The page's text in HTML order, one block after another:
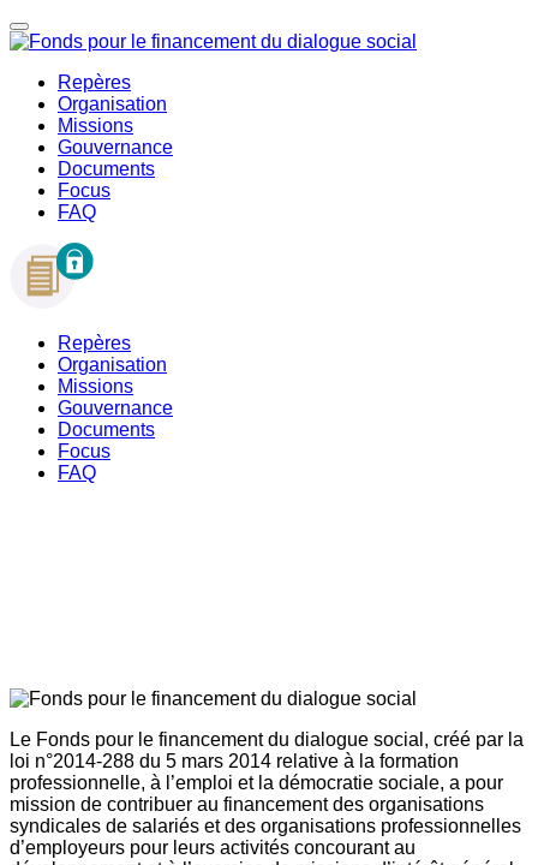
Repères
Organisation
Missions
Gouvernance
Documents
Focus
FAQ
Repères
Organisation
Missions
Gouvernance
Documents
Focus
FAQ
Le Fonds pour le financement du dialogue social, créé par la
loi n°2014-288 du 5 mars 2014 relative à la formation
professionnelle, à l’emploi et la démocratie sociale, a pour
mission de contribuer au financement des organisations
syndicales de salariés et des organisations professionnelles
d’employeurs pour leurs activités concourant au